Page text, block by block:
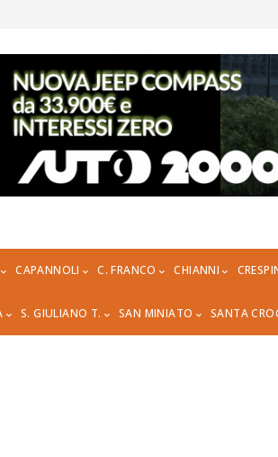
CAPANNOLI C. FRANCO CHIANNI
S. GIULIANO T. SAN MINIATO SANTA